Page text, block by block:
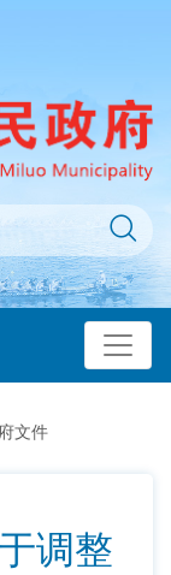
文件
调整